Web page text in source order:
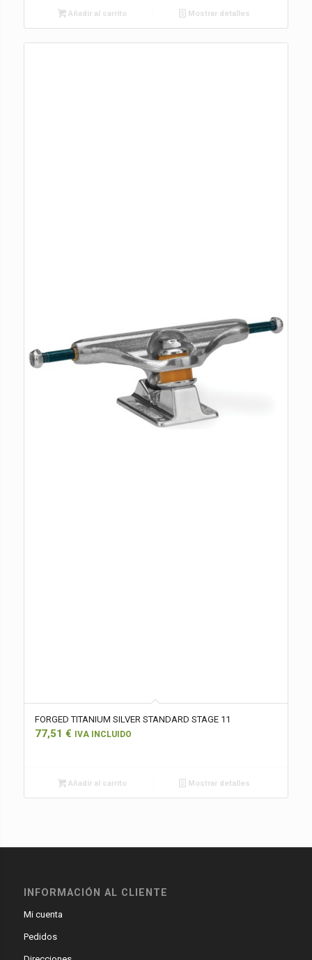
Añadir al carrito Mostrar detalles
FORGED TITANIUM SILVER STANDARD STAGE 11
77,51 € IVA INCLUIDO
Añadir al carrito Mostrar detalles
INFORMACIÓN AL CLIENTE
Mi cuenta
Pedidos